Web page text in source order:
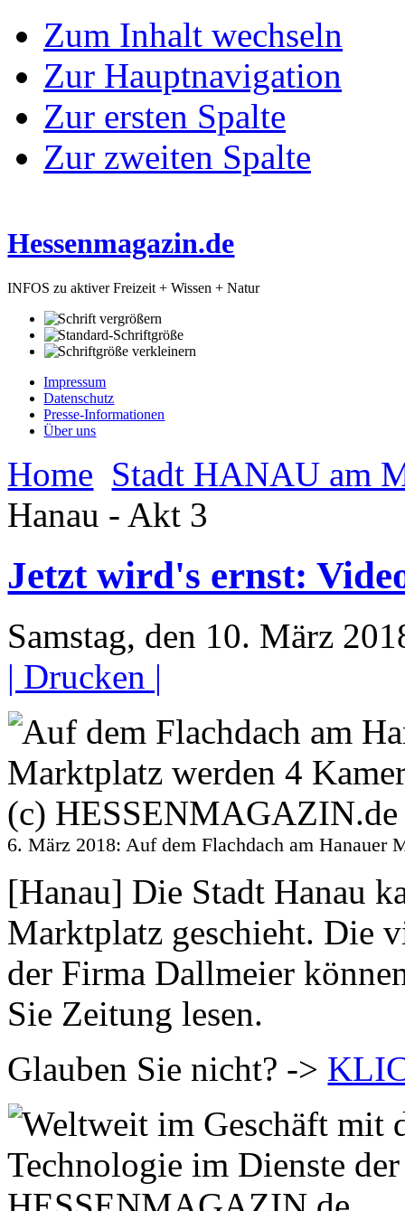
Zum Inhalt wechseln
Zur Hauptnavigation
Zur ersten Spalte
Zur zweiten Spalte
Hessenmagazin.de
INFOS zu aktiver Freizeit + Wissen + Natur
Impressum
Datenschutz
Presse-Informationen
Über uns
Home Stadt HANAU am
Hanau - Akt 3
Jetzt wird's ernst:
Samstag, den 10. März
| Drucken |
6. März 2018: Auf dem Flachdach am Hanauer
[Hanau] Die Stadt Hanau
Marktplatz geschieht. Die
der Firma Dallmeier
Sie Zeitung lesen.
Glauben Sie nicht? ->